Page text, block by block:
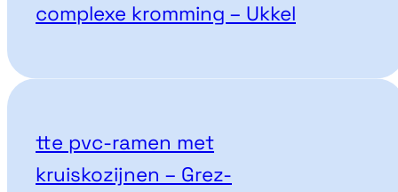
complexe kromming – Ukkel
tte pvc-ramen met
kruiskozijnen – Grez-